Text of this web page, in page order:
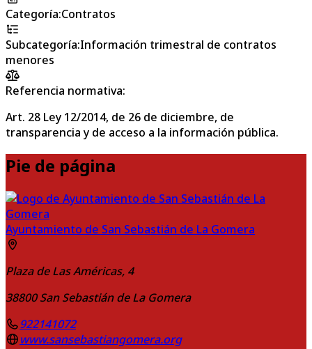
Categoría:Contratos
Subcategoría:Información trimestral de contratos
menores
Referencia normativa:
Art. 28 Ley 12/2014, de 26 de diciembre, de
transparencia y de acceso a la información pública.
Pie de página
Ayuntamiento de San Sebastián de La Gomera
Plaza de Las Américas, 4
38800 San Sebastián de La Gomera
922141072
www.sansebastiangomera.org